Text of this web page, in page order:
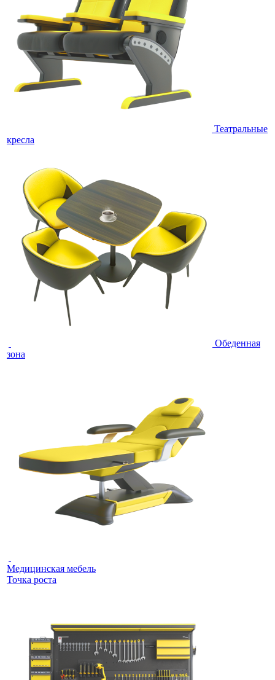
Театральные
кресла
Обеденная
зона
Медицинская мебель
Точка роста